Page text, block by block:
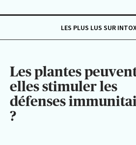
LES PLUS LUS SUR
Les plantes
elles stimuler les
défenses
?